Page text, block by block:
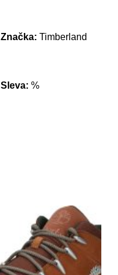
Značka: Timberland
Sleva: %